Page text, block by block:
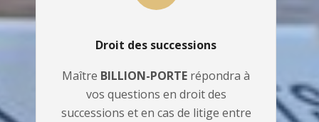
Droit des successions
Maître BILLION-PORTE répondra à
vos questions en droit des
successions et en cas de litige entre